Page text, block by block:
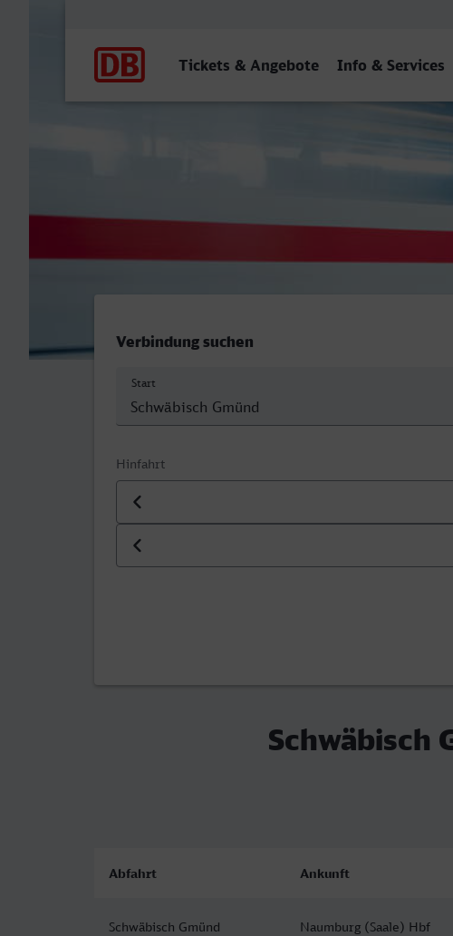
Tickets & Angebote Info & Services
Schwäbisch Gmünd -
Verbindung suchen
Start
Hinfahrt
Datum der Hinfahrt
Uhrzeit der Hinfahrt
Schwäbisch
Abfahrt Ankunft
Schwäbisch Gmünd
Naumburg (Saale) Hbf